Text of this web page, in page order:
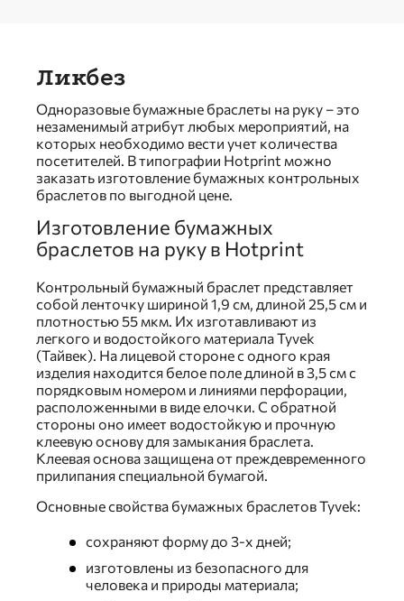
Ликбез
Одноразовые бумажные браслеты на руку – это
незаменимый атрибут любых мероприятий, на
которых необходимо вести учет количества
посетителей. В типографии Hotprint можно
заказать изготовление бумажных контрольных
браслетов по выгодной цене.
Изготовление бумажных
браслетов на руку в Hotprint
Контрольный бумажный браслет представляет
собой ленточку шириной 1,9 см, длиной 25,5 см и
плотностью 55 мкм. Их изготавливают из
легкого и водостойкого материала Tyvek
(Тайвек). На лицевой стороне с одного края
изделия находится белое поле длиной в 3,5 см с
порядковым номером и линиями перфорации,
расположенными в виде елочки. С обратной
стороны оно имеет водостойкую и прочную
клеевую основу для замыкания браслета.
Клеевая основа защищена от преждевременного
прилипания специальной бумагой.
Основные свойства бумажных браслетов Tyvek:
сохраняют форму до 3-х дней;
изготовлены из безопасного для
человека и природы материала;